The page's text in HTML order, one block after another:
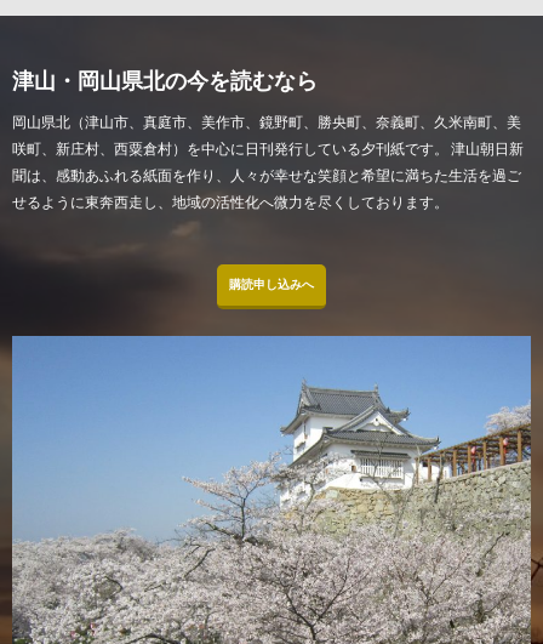
津山・岡山県北の今を読むなら
岡山県北（津山市、真庭市、美作市、鏡野町、勝央町、奈義町、久米南町、美
咲町、新庄村、西粟倉村）を中心に日刊発行している夕刊紙です。 津山朝日新
聞は、感動あふれる紙面を作り、人々が幸せな笑顔と希望に満ちた生活を過ご
せるように東奔西走し、地域の活性化へ微力を尽くしております。
購読申し込みへ